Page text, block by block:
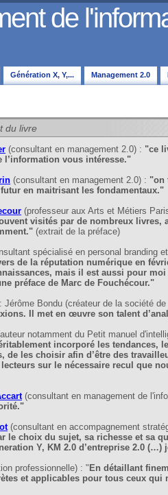
de
Génération X, Y,... Management 2.0
du livre
(consultant en management 2.0) : "ce
l’information vous intéresse."
(consultant en management 2.0) : "on
en maitrisant les fondamentaux."
(professeur aux Arts et Métiers
visités par de nombreux
(extrait de la préface)
spécialisé en personal branding
de la réputation numérique en
mais il est aussi pour
préface de Marc de Fouchécour."
: Jérôme Bondu (créateur de la société
Il met en œuvre son talent
notamment du Petit manuel
incorporé les tendances,
de les choisir afin d’être des
sur le nécessaire recul que
(consultant en management de
t(consultant en accompagnement
le choix du sujet, sa richesse et sa
Y, KM 2.0 d’entreprise 2.0
professionnelle) : " En détaillant
et applicables pour tous ceux